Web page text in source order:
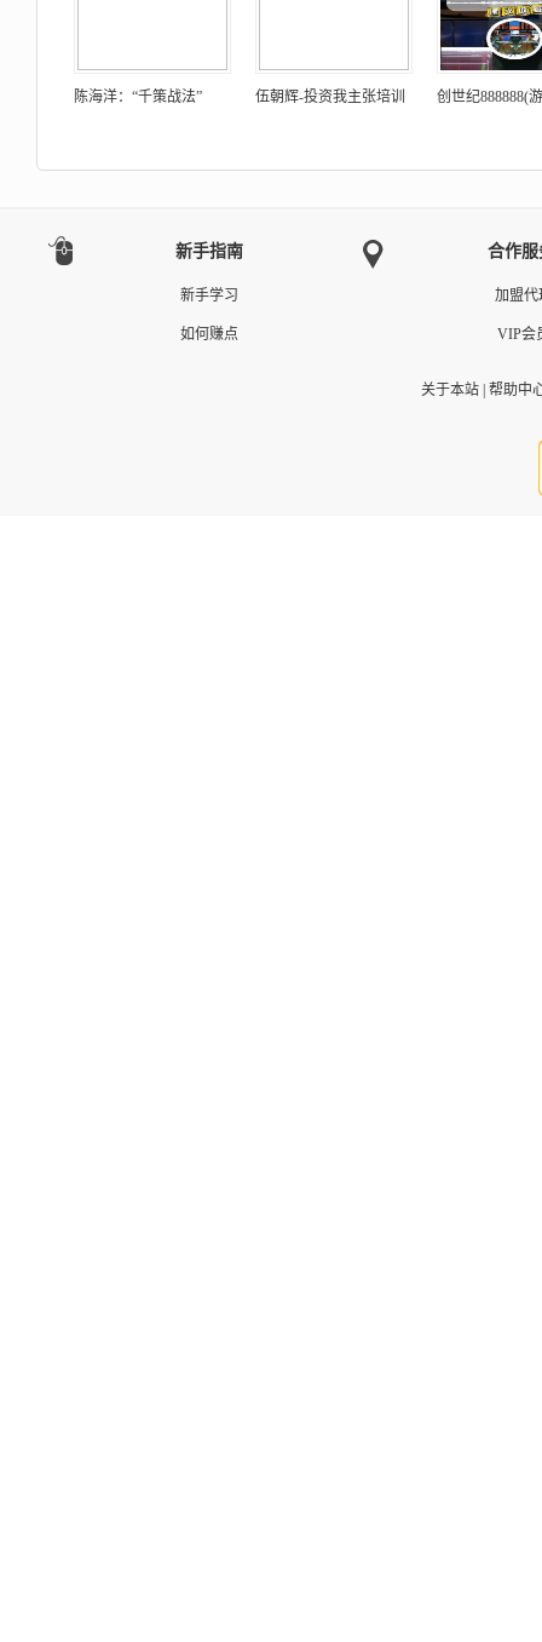
陈海洋：“千策战法” 伍朝辉-投资我主张培训 创世纪888888(
新手指南
新手学习
如何赚点
合作服
加盟代
VIP会
关于本站| 帮助中